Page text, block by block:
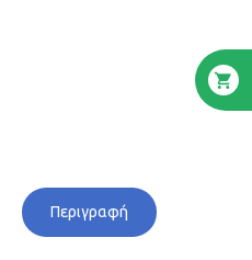
Περιγραφή